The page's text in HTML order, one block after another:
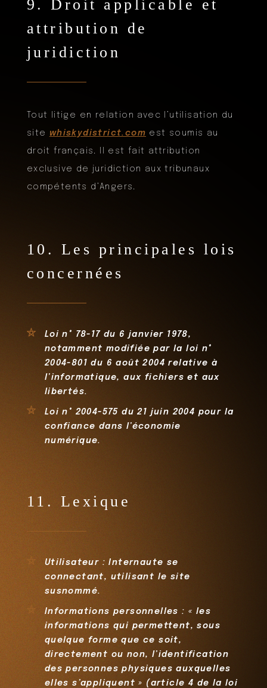
9. Droit applicable et
attribution de
juridiction
Tout litige en relation avec l’utilisation du
site whiskydistrict.com est soumis au
droit français. Il est fait attribution
exclusive de juridiction aux tribunaux
compétents d’Angers.
10. Les principales lois
concernées
Loi n° 78-17 du 6 janvier 1978,
notamment modifiée par la loi n°
2004-801 du 6 août 2004 relative à
l’informatique, aux fichiers et aux
libertés.
Loi n° 2004-575 du 21 juin 2004 pour la
confiance dans l’économie
numérique.
11. Lexique
Utilisateur : Internaute se
connectant, utilisant le site
susnommé.
Informations personnelles : « les
informations qui permettent, sous
quelque forme que ce soit,
directement ou non, l’identification
des personnes physiques auxquelles
elles s’appliquent » (article 4 de la loi